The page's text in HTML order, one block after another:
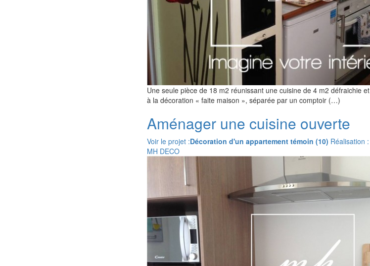
Une seule pièce de 18 m2 réunissant une cuisine de 4 m2 défraichie et
à la décoration « faite maison », séparée par un comptoir (…)
Aménager une cuisine ouverte
Voir le projet :Décoration d'un appartement témoin (10) Réalisation :
MH DECO